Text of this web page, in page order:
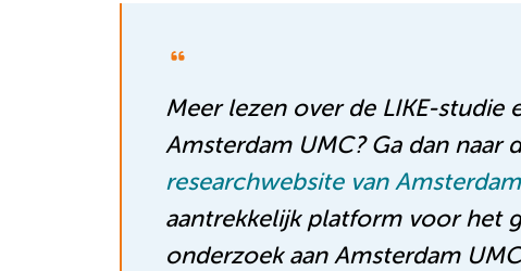
Meer lezen over de LIKE-studie
Amsterdam UMC? Ga dan naar
researchwebsite van
aantrekkelijk platform voor het
onderzoek aan Amsterdam